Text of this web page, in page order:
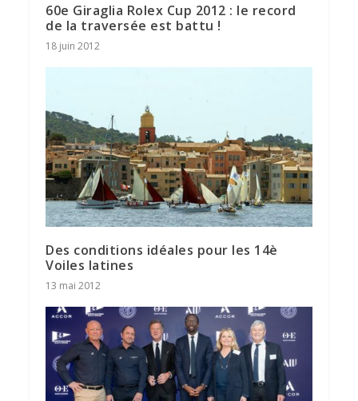
60e Giraglia Rolex Cup 2012 : le record
de la traversée est battu !
18 juin 2012
Des conditions idéales pour les 14è
Voiles latines
13 mai 2012